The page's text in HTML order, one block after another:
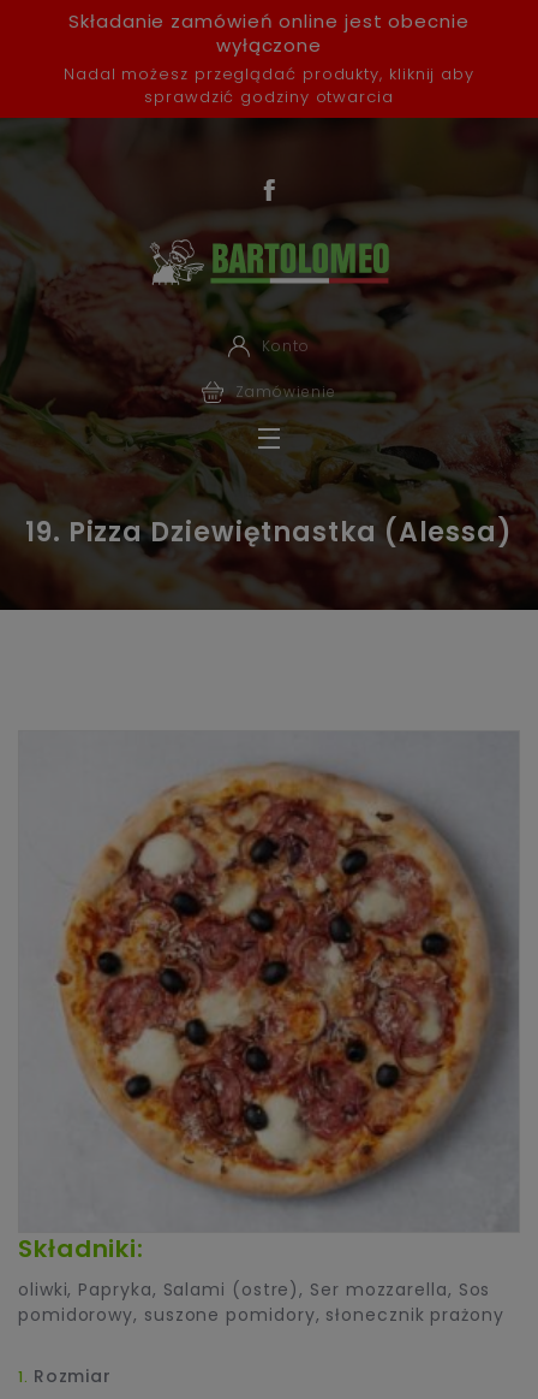
Składanie zamówień online jest obecnie
wyłączone
Nadal możesz przeglądać produkty, kliknij aby
sprawdzić godziny otwarcia
Konto
Zamówienie
19. Pizza Dziewiętnastka (Alessa)
Składniki:
oliwki, Papryka, Salami (ostre), Ser mozzarella, Sos
pomidorowy, suszone pomidory, słonecznik prażony
Rozmiar